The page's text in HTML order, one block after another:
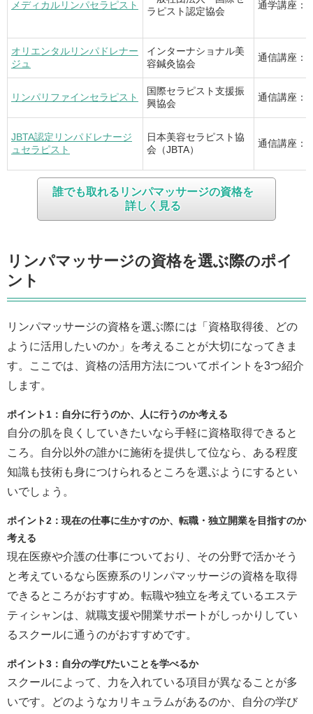
メディカルリンパセラピスト
ラピスト認定協会
通学講座：
オリエンタルリンパドレナー
ジュ
インターナショナル美
容鍼灸協会
通信講座：
リンパリファインセラピスト
国際セラピスト支援振
興協会
通信講座：
JBTA認定リンパドレナージ
ュセラピスト
日本美容セラピスト協
会（JBTA）
通信講座：
誰でも取れるリンパマッサージの資格を
詳しく見る
リンパマッサージの資格を選ぶ際のポイ
ント
リンパマッサージの資格を選ぶ際には「資格取得後、どの
ように活用したいのか」を考えることが大切になってきま
す。ここでは、資格の活用方法についてポイントを3つ紹介
します。
ポイント1：自分に行うのか、人に行うのか考える
自分の肌を良くしていきたいなら手軽に資格取得できると
ころ。自分以外の誰かに施術を提供して位なら、ある程度
知識も技術も身につけられるところを選ぶようにするとい
いでしょう。
ポイント2：現在の仕事に生かすのか、転職・独立開業を目指すのか
考える
現在医療や介護の仕事についており、その分野で活かそう
と考えているなら医療系のリンパマッサージの資格を取得
できるところがおすすめ。転職や独立を考えているエステ
ティシャンは、就職支援や開業サポートがしっかりしてい
るスクールに通うのがおすすめです。
ポイント3：自分の学びたいことを学べるか
スクールによって、力を入れている項目が異なることが多
いです。どのようなカリキュラムがあるのか、自分の学び